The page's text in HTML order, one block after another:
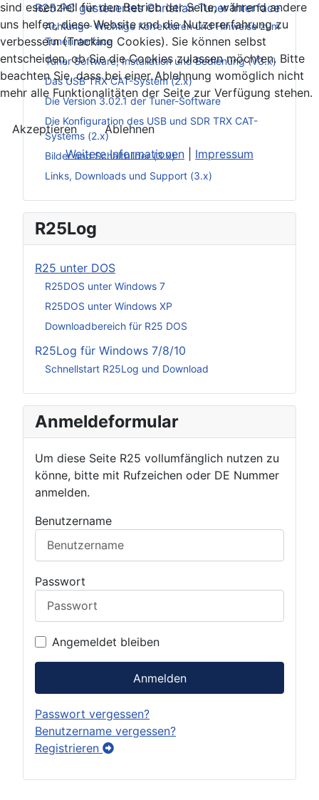
R25 PC gesteuertes Christian Tuner Interface
Achtung – Wichtige Korrekturen und Hinweise zum
Tunerinterface
Tuner Software, Installation und Bedienung (V3.x)
Das USB TRX CAT-System (2.x)
Die Version 3.02.1 der Tuner-Software
Die Konfiguration des USB und SDR TRX CAT-
Systems (2.x)
Bilder und Schaltbilder (3.x)
Links, Downloads und Support (3.x)
R25Log
R25 unter DOS
R25DOS unter Windows 7
R25DOS unter Windows XP
Downloadbereich für R25 DOS
R25Log für Windows 7/8/10
Schnellstart R25Log und Download
Anmeldeformular
Um diese Seite R25 vollumfänglich nutzen zu
könne, bitte mit Rufzeichen oder DE Nummer
anmelden.
Benutzername
Passwort
Angemeldet bleiben
Anmelden
Passwort vergessen?
Benutzername vergessen?
Registrieren
sind essenziell für den Betrieb der Seite, während andere
uns helfen, diese Website und die Nutzererfahrung zu
verbessern (Tracking Cookies). Sie können selbst
entscheiden, ob Sie die Cookies zulassen möchten. Bitte
beachten Sie, dass bei einer Ablehnung womöglich nicht
mehr alle Funktionalitäten der Seite zur Verfügung stehen.
Akzeptieren
Ablehnen
Weitere Informationen
Impressum